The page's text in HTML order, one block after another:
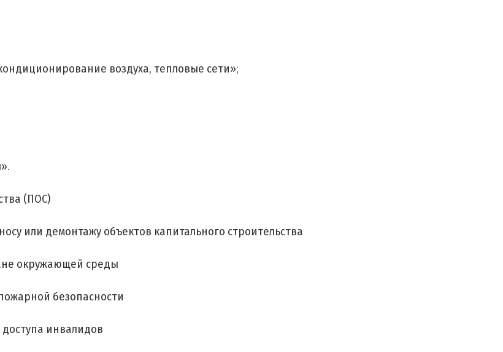
воздуха, тепловые сети»;
(ПОС)
или демонтажу объектов капитального строительства
окружающей среды
безопасности
инвалидов